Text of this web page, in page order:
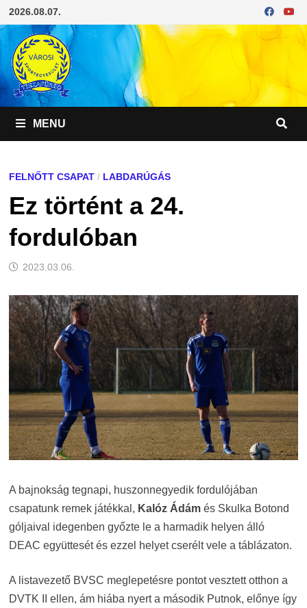
Skip
to
content
2026.08.07.
MENU
FELNŐTT CSAPAT/ LABDARÚGÁS
Ez történt a 24.
fordulóban
2023.03.06.
A bajnokság tegnapi, huszonnegyedik fordulójában
csapatunk remek játékkal, Kalóz Ádámés Skulka Botond
góljaival idegenben győzte le a harmadik helyen álló
DEAC együttesét és ezzel helyet cserélt vele a táblázaton.
A listavezető BVSC meglepetésre pontot vesztett otthon a
DVTK II ellen, ám hiába nyert a második Putnok, előnye így